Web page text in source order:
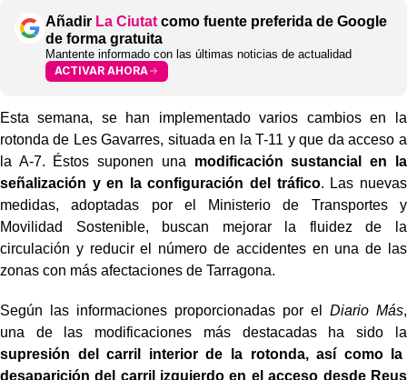
Añadir La Ciutat como fuente preferida de Google
de forma gratuita
Mantente informado con las últimas noticias de actualidad
ACTIVAR AHORA
Esta semana, se han implementado varios cambios en la
rotonda de Les Gavarres, situada en la T-11 y que da acceso a
la A-7. Éstos suponen una modificación sustancial en la
señalización y en la configuración del tráfico. Las nuevas
medidas, adoptadas por el Ministerio de Transportes y
Movilidad Sostenible, buscan mejorar la fluidez de la
circulación y reducir el número de accidentes en una de las
zonas con más afectaciones de Tarragona.
Según las informaciones proporcionadas por el Diario Más,
una de las modificaciones más destacadas ha sido la
supresión del carril interior de la rotonda, así como la
desaparición del carril izquierdo en el acceso desde Reus